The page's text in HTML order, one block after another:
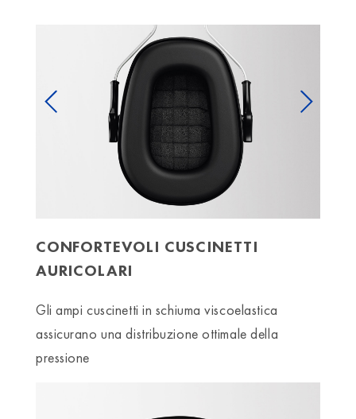
CONFORTEVOLI CUSCINETTI
AURICOLARI
Gli ampi cuscinetti in schiuma viscoelastica
assicurano una distribuzione ottimale della
pressione
Previous Next